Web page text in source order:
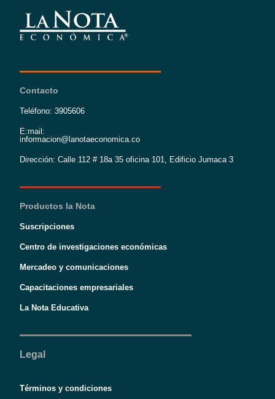
Contacto
Teléfono: 3905606
E:mail:
informacion@lanotaeconomica.co
Dirección: Calle 112 # 18a 35 oficina 101, Edificio Jumaca 3
Productos la Nota
Suscripciones
Centro de investigaciones económicas
Mercadeo y comunicaciones
Capacitaciones empresariales
La Nota Educativa
Legal
Términos y condiciones